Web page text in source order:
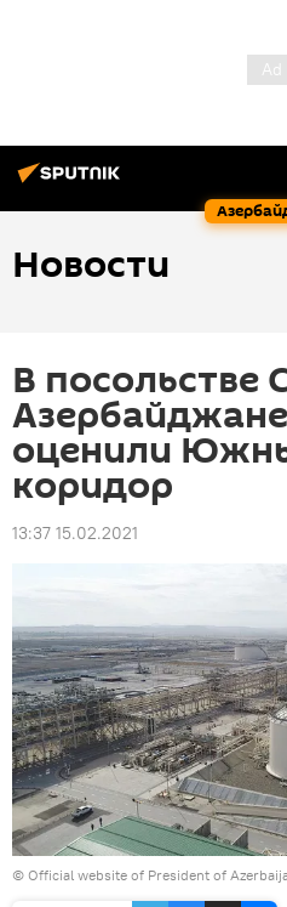
Новости
В посольстве
оценили
коридор
13:37 15.02.2021
© Official website of President of